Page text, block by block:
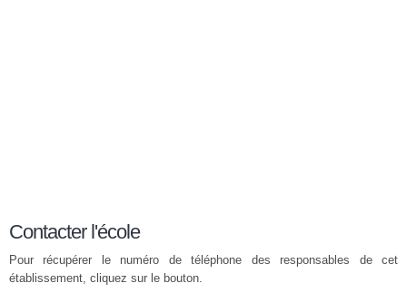
Contacter l'école
Pour récupérer le numéro de téléphone des responsables de cet
établissement, cliquez sur le bouton.